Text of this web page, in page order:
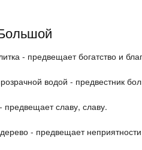
- предвещает богатство и
водой - предвестник
славу, славу.
- предвещает